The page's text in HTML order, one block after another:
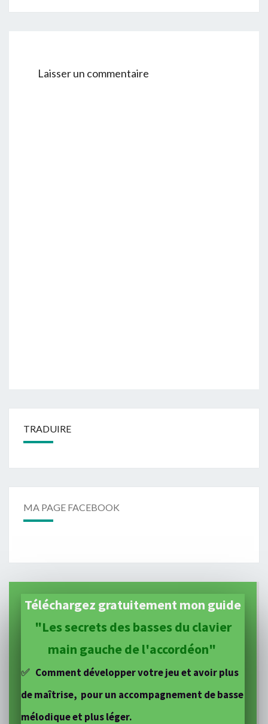
Laisser un commentaire
TRADUIRE
MA PAGE FACEBOOK
Téléchargez gratuitement mon guide
"Les secrets des basses du clavier
main gauche de l'accordéon"
✅ Comment développer votre jeu et avoir plus
de maîtrise, pour un accompagnement de basse
mélodique etplus léger.